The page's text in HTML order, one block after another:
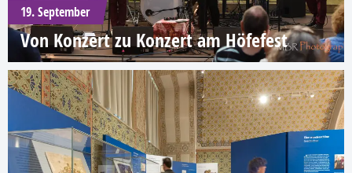
19. September
Von Konzert zu Konzert am Höfefest